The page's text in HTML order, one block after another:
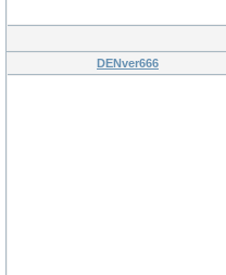
DENver666